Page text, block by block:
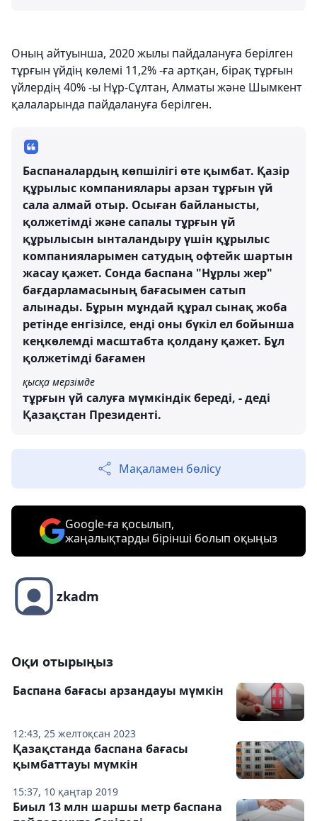
Оның айтуынша, 2020 жылы пайдалануға берілген
тұрғын үйдің көлемі 11,2% -ға артқан, бірақ тұрғын
үйлердің 40% -ы Нұр-Сұлтан, Алматы және Шымкент
қалаларында пайдалануға берілген.
Баспаналардың көпшілігі өте қымбат. Қазір
құрылыс компаниялары арзан тұрғын үй
сала алмай отыр. Осыған байланысты,
қолжетімді және сапалы тұрғын үй
құрылысын ынталандыру үшін құрылыс
компанияларымен сатудың офтейк шартын
жасау қажет. Сонда баспана "Нұрлы жер"
бағдарламасының бағасымен сатып
алынады. Бұрын мұндай құрал сынақ жоба
ретінде енгізілсе, енді оны бүкіл ел бойынша
кеңкөлемді масштабта қолдану қажет. Бұл
қолжетімді бағамен
қысқа мерзімде
тұрғын үй салуға мүмкіндік береді, - деді
Қазақстан Президенті.
Мақаламен бөлісу
Google-ға қосылып,
жаңалықтарды бірінші болып оқыңыз
zkadm
Оқи отырыңыз
12:43, 25 желтоқсан 2023
Баспана бағасы арзандауы мүмкін
15:37, 10 қаңтар 2019
Қазақстанда баспана бағасы
қымбаттауы мүмкін
Биыл 13 млн шаршы метр баспана